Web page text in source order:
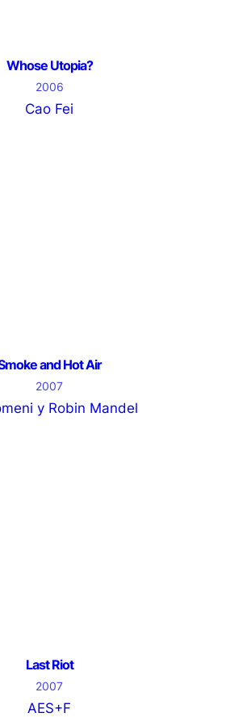
Whose Utopia?
2006
Cao Fei
and Hot Air
2007
y Robin Mandel
Last Riot
2007
AES+F